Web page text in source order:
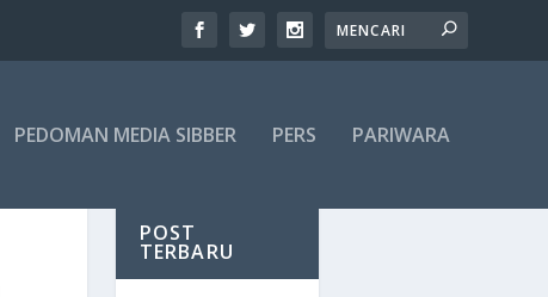
PEDOMAN MEDIA SIBBER PERS PARIWARA
POST
TERBARU